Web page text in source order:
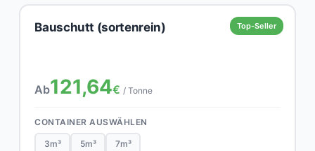
Top-Seller
Bauschutt (sortenrein)
Ab121,64€ / Tonne
CONTAINER AUSWÄHLEN
3m³ 5m³ 7m³